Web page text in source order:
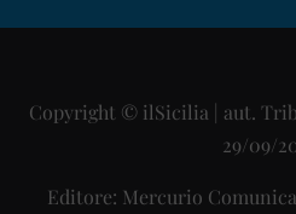
Copyright © ilSicilia | aut.
29/09/
Editore: Mercurio